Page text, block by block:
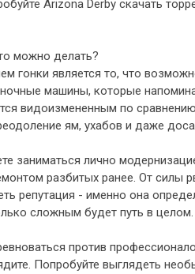
Arizona Derby скачать
можно делать?
гонки является то, что
машины, которые
видоизмененным по
ям, ухабов и даже
заниматься лично
разбитых ранее. От силы
репутация - именно она
сложным будет путь в целом.
против
Попробуйте выглядеть